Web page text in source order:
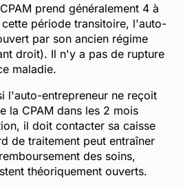
prend généralement 4 à
cette période transitoire, l'auto-
par son ancien régime
droit). Il n'y a pas de rupture
maladie.
l'auto-entrepreneur ne reçoit
la CPAM dans les 2 mois
il doit contacter sa caisse
de traitement peut entraîner
des soins,
théoriquement ouverts.